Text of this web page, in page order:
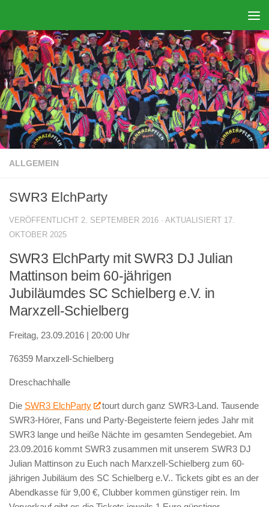
ALLGEMEIN
SWR3 ElchParty
VERÖFFENTLICHT 2. SEPTEMBER 2016 · AKTUALISIERT 17.
OKTOBER 2025
SWR3 ElchParty mit SWR3 DJ Julian
Mattinson beim 60-jährigen
Jubiläumdes SC Schielberg e.V. in
Marxzell-Schielberg
Freitag, 23.09.2016 | 20:00 Uhr
76359 Marxzell-Schielberg
Dreschachhalle
Die SWR3 ElchParty
tourt durch ganz SWR3-Land. Tausende
SWR3-Hörer, Fans und Party-Begeisterte feiern jedes Jahr mit
SWR3 lange und heiße Nächte im gesamten Sendegebiet. Am
23.09.2016 kommt SWR3 zusammen mit unserem SWR3 DJ
Julian Mattinson zu Euch nach Marxzell-Schielberg zum 60-
jährigen Jubiläum des SC Schielberg e.V.. Tickets gibt es an der
Abendkasse für 9,00 €, Clubber kommen günstiger rein. Im